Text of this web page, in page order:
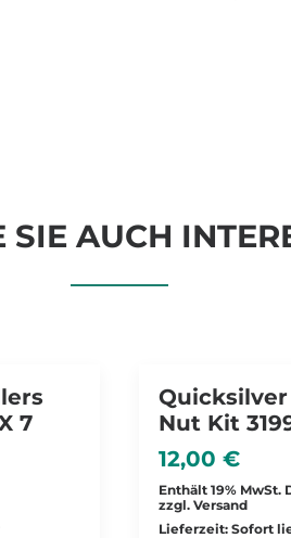
SIE AUCH
7
Nut Kit
12,00 €
Enthält 19% MwSt.
zzgl. Versand
Lieferzeit: Sofort